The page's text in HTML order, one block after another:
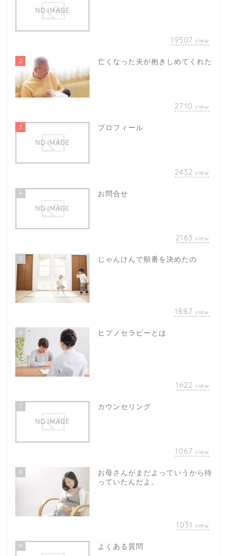
19507 view
2 亡くなった夫が抱きしめてくれた
2710 view
3 プロフィール
2432 view
4 お問合せ
2163 view
5 じゃんけんで順番を決めたの
1887 view
6 ヒプノセラピーとは
1622 view
7 カウンセリング
1067 view
8
お母さんがまだよっていうから待
っていたんだよ。
1031 view
9 よくある質問